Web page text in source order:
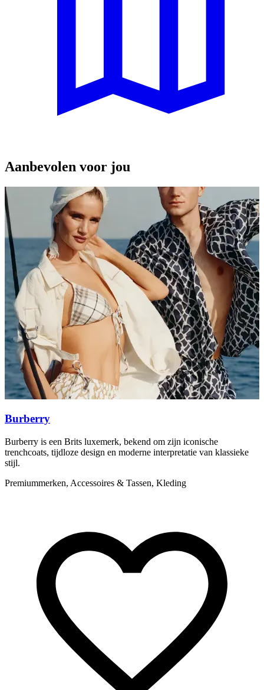
Aanbevolen voor jou
Burberry
Burberry is een Brits luxemerk, bekend om zijn iconische
trenchcoats, tijdloze design en moderne interpretatie van klassieke
stijl.
Premiummerken, Accessoires & Tassen, Kleding